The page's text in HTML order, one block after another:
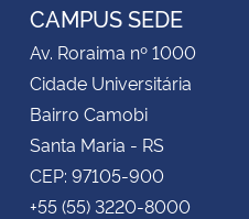
Secretaria-Geral
Secretaria de Governo
Gabinete de Segurança Institucional
CAMPUS SEDE
Av. Roraima nº 1000
Cidade Universitária
Bairro Camobi
Santa Maria - RS
CEP: 97105-900
+55 (55) 3220-8000